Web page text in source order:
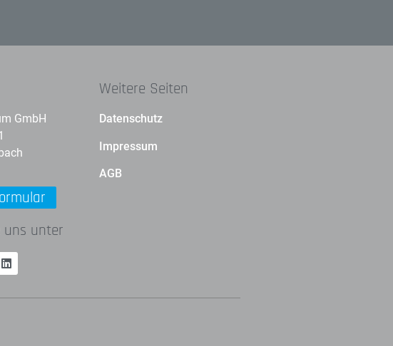
GmbH
uns unter
Weitere Seiten
Datenschutz
Impressum
AGB